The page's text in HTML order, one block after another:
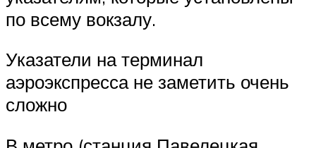
по всему вокзалу.
Указатели на терминал
аэроэкспресса не заметить очень
сложно